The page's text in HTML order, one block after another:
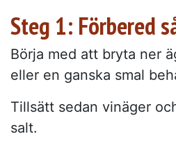
Steg 1: Förbered
Börja med att bryta ner
eller en ganska smal
Tillsätt sedan vinäger
salt.